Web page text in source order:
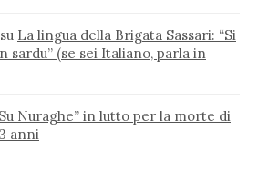
su La lingua della Brigata Sassari: “Si
sardu” (se sei Italiano, parla in
Nuraghe” in lutto per la morte di
anni